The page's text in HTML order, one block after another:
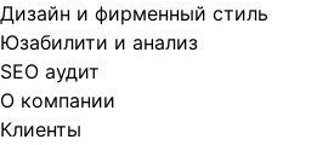
Дизайн и фирменный стиль
Юзабилити и анализ
SEO аудит
О компании
Клиенты